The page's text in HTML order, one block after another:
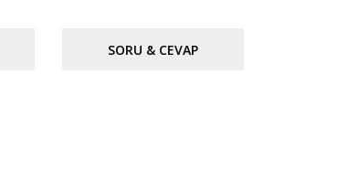
SORU & CEVAP